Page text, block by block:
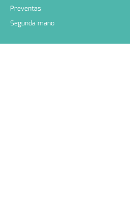
Preventas
Segunda mano